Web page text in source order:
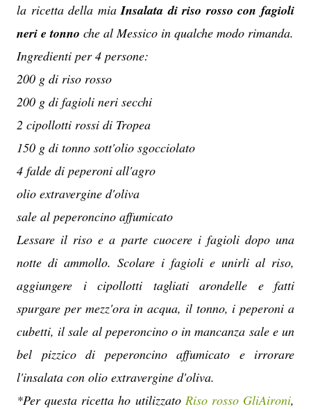
la ricetta della miaInsalata di riso rosso con fagioli
neri e tonno che al Messico in qualche modo rimanda.
Ingredienti per 4 persone:
200 g di riso rosso
200 g di fagioli neri secchi
2 cipollotti rossi di Tropea
150 g di tonno sott'olio sgocciolato
4 falde di peperoni all'agro
olio extravergine d'oliva
sale al peperoncino affumicato
Lessare il riso e a parte cuocere i fagioli dopo una
notte di ammollo. Scolare i fagioli e unirli al riso,
aggiungere i cipollotti tagliati arondelle e fatti
spurgare per mezz'ora in acqua, il tonno, i peperoni a
cubetti, il sale al peperoncino o in mancanza sale e un
bel pizzico di peperoncino affumicato e irrorare
l'insalata con olio extravergine d'oliva.
*Per questa ricetta ho utilizzato Riso rosso GliAironi,